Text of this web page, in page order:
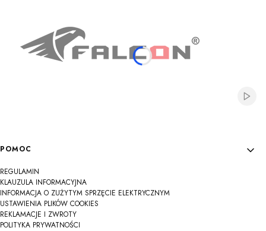
Linki w stopce
POMOC
REGULAMIN
KLAUZULA INFORMACYJNA
INFORMACJA O ZUŻYTYM SPRZĘCIE ELEKTRYCZNYM
USTAWIENIA PLIKÓW COOKIES
REKLAMACJE I ZWROTY
POLITYKA PRYWATNOŚCI